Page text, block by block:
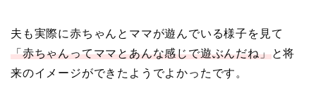
夫も実際に赤ちゃんとママが遊んでいる様子を見て
「赤ちゃんってママとあんな感じで遊ぶんだね」と将
来のイメージができたようでよかったです。